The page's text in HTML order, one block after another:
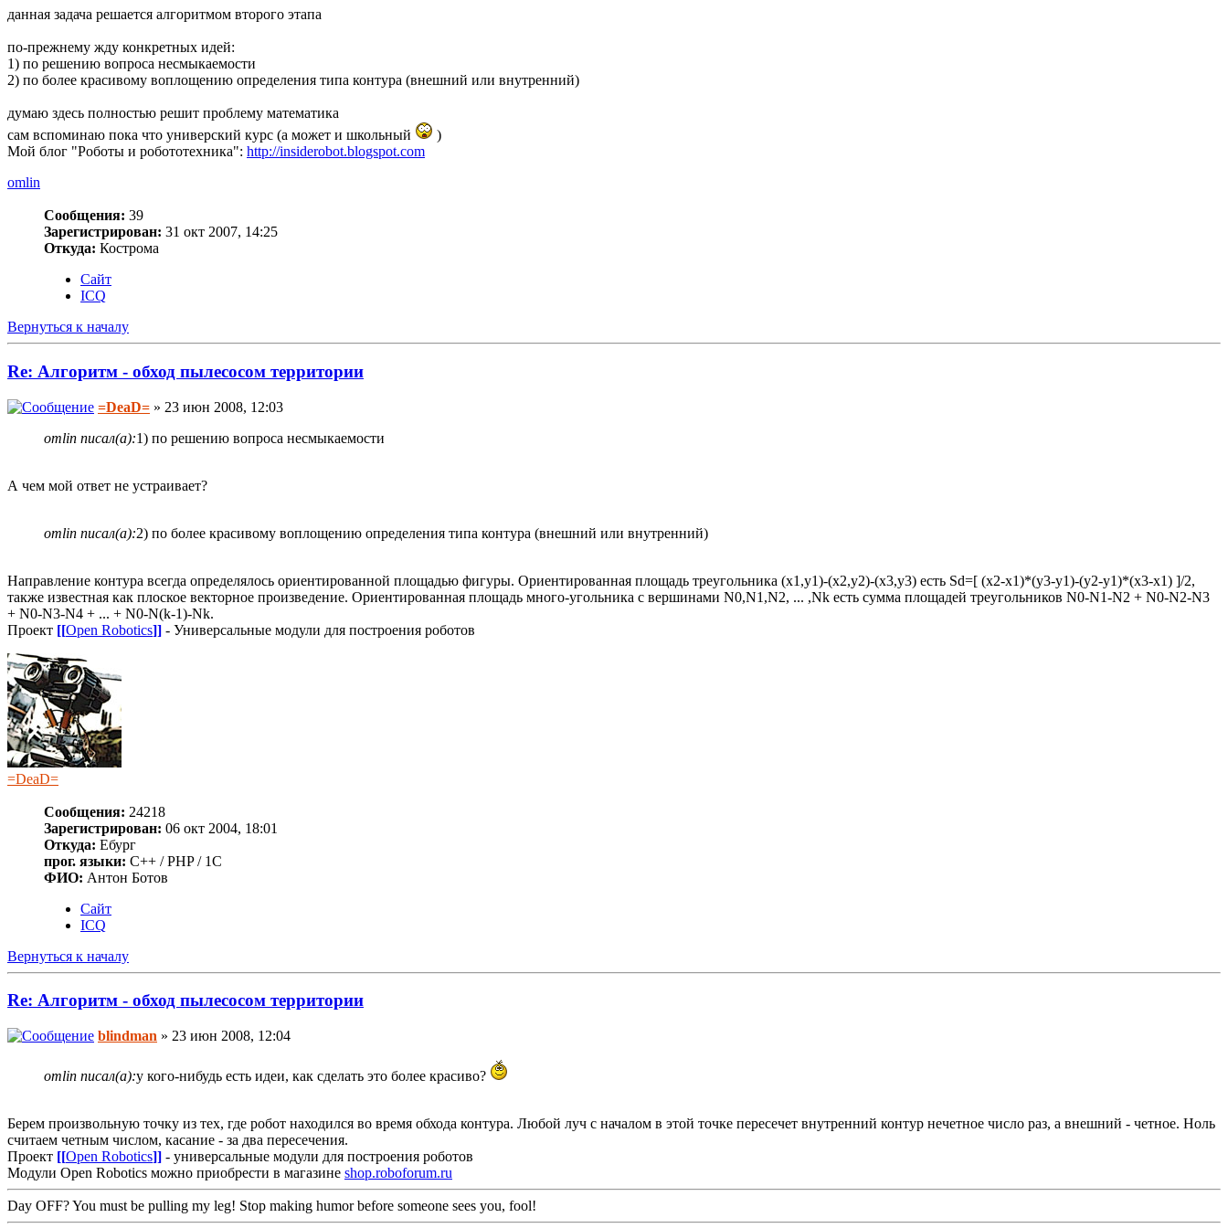
данная задача решается алгоритмом второго этапа
по-прежнему жду конкретных идей:
1) по решению вопроса несмыкаемости
2) по более красивому воплощению определения типа контура (внешний или внутренний)
думаю здесь полностью решит проблему математика
сам вспоминаю пока что универский курс (а может и школьный
)
Мой блог "Роботы и робототехника": http://insiderobot.blogspot.com
omlin
Сообщения: 39
Зарегистрирован: 31 окт 2007, 14:25
Откуда: Кострома
Сайт
ICQ
Вернуться к началу
Re: Алгоритм - обход пылесосом территории
=DeaD= » 23 июн 2008, 12:03
omlin писал(а):1) по решению вопроса несмыкаемости
А чем мой ответ не устраивает?
omlin писал(а):2) по более красивому воплощению определения типа контура (внешний или внутренний)
Направление контура всегда определялось ориентированной площадью фигуры. Ориентированная площадь треугольника (x1,y1)-(x2,y2)-(x3,y3) есть Sd=[ (x2-x1)*(y3-y1)-(y2-y1)*(x3-x1) ]/2,
также известная как плоское векторное произведение. Ориентированная площадь много-угольника с вершинами N0,N1,N2, ... ,Nk есть сумма площадей треугольников N0-N1-N2 + N0-N2-N3
+ N0-N3-N4 + ... + N0-N(k-1)-Nk.
Проект [[Open Robotics]] - Универсальные модули для построения роботов
=DeaD=
Сообщения: 24218
Зарегистрирован: 06 окт 2004, 18:01
Откуда: Ебург
прог. языки: C++ / PHP / 1C
ФИО: Антон Ботов
Сайт
ICQ
Вернуться к началу
Re: Алгоритм - обход пылесосом территории
blindman » 23 июн 2008, 12:04
omlin писал(а):у кого-нибудь есть идеи, как сделать это более красиво?
Берем произвольную точку из тех, где робот находился во время обхода контура. Любой луч с началом в этой точке пересечет внутренний контур нечетное число раз, а внешний - четное. Ноль
считаем четным числом, касание - за два пересечения.
Проект [[Open Robotics]] - универсальные модули для построения роботов
Модули Open Robotics можно приобрести в магазине shop.roboforum.ru
Day OFF? You must be pulling my leg! Stop making humor before someone sees you, fool!